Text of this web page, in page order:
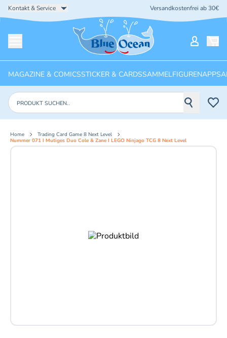
Kontakt & Service Versandkostenfrei ab 30€
Startseite
MAGAZINE & COMICSSTICKER & CARDSSAMMELFIGURENAPPS
Produkte suchen
Home
Trading Card Game 8 Next Level
Nummer 071 I Mutiges Duo Cole & Zane I LEGO Ninjago TCG 8 Next Level